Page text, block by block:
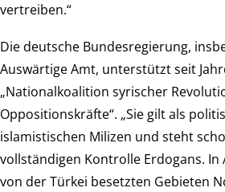
vertreiben.“
Die deutsche Bundesregierung,
Auswärtige Amt, unterstützt seit
„Nationalkoalition syrischer
Oppositionskräfte“. „Sie gilt als
islamistischen Milizen und steht
vollständigen Kontrolle Erdogans. In
von der Türkei besetzten Gebieten